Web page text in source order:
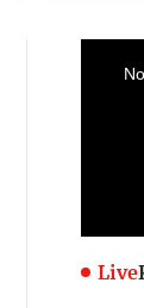
Live